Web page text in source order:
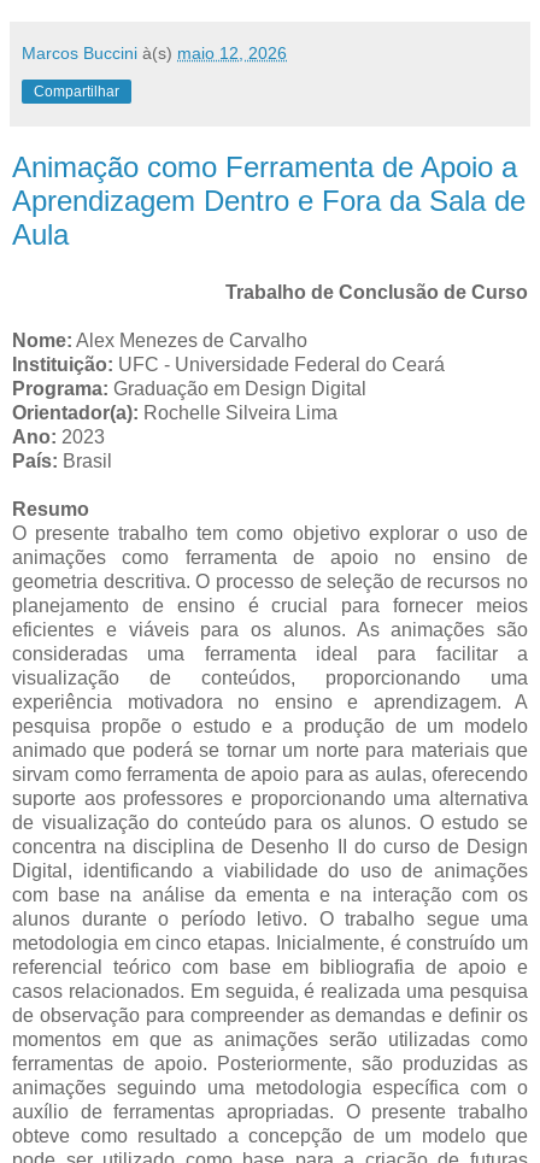
Marcos Buccini à(s) maio 12, 2026
Compartilhar
Animação como Ferramenta de Apoio a
Aprendizagem Dentro e Fora da Sala de
Aula
Trabalho de Conclusão de Curso
Nome: Alex Menezes de Carvalho
Instituição: UFC - Universidade Federal do Ceará
Programa: Graduação em Design Digital
Orientador(a): Rochelle Silveira Lima
Ano: 2023
País: Brasil
Resumo
O presente trabalho tem como objetivo explorar o uso de
animações como ferramenta de apoio no ensino de
geometria descritiva. O processo de seleção de recursos no
planejamento de ensino é crucial para fornecer meios
eficientes e viáveis para os alunos. As animações são
consideradas uma ferramenta ideal para facilitar a
visualização de conteúdos, proporcionando uma
experiência motivadora no ensino e aprendizagem. A
pesquisa propõe o estudo e a produção de um modelo
animado que poderá se tornar um norte para materiais que
sirvam como ferramenta de apoio para as aulas, oferecendo
suporte aos professores e proporcionando uma alternativa
de visualização do conteúdo para os alunos. O estudo se
concentra na disciplina de Desenho II do curso de Design
Digital, identificando a viabilidade do uso de animações
com base na análise da ementa e na interação com os
alunos durante o período letivo. O trabalho segue uma
metodologia em cinco etapas. Inicialmente, é construído um
referencial teórico com base em bibliografia de apoio e
casos relacionados. Em seguida, é realizada uma pesquisa
de observação para compreender as demandas e definir os
momentos em que as animações serão utilizadas como
ferramentas de apoio. Posteriormente, são produzidas as
animações seguindo uma metodologia específica com o
auxílio de ferramentas apropriadas. O presente trabalho
obteve como resultado a concepção de um modelo que